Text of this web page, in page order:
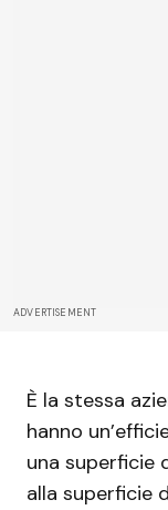
ADVERTISEMENT
È la stessa
hanno
una superficie
alla superficie